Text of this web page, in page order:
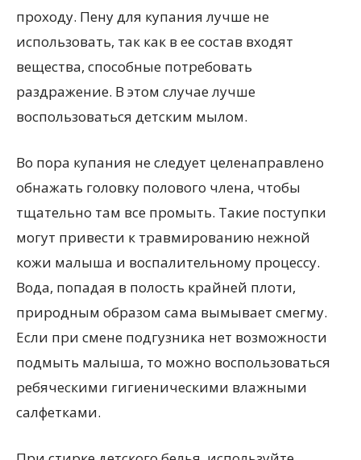
проходу. Пену для купания лучше не
использовать, так как в ее состав входят
вещества, способные потребовать
раздражение. В этом случае лучше
воспользоваться детским мылом.
Во пора купания не следует целенаправлено
обнажать головку полового члена, чтобы
тщательно там все промыть. Такие поступки
могут привести к травмированию нежной
кожи малыша и воспалительному процессу.
Вода, попадая в полость крайней плоти,
природным образом сама вымывает смегму.
Если при смене подгузника нет возможности
подмыть малыша, то можно воспользоваться
ребяческими гигиеническими влажными
салфетками.